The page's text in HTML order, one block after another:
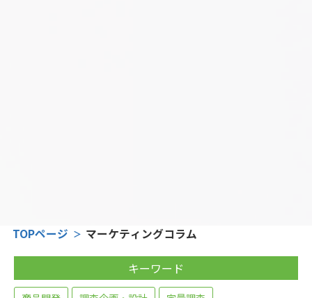
TOPページ マーケティングコラム
キーワード